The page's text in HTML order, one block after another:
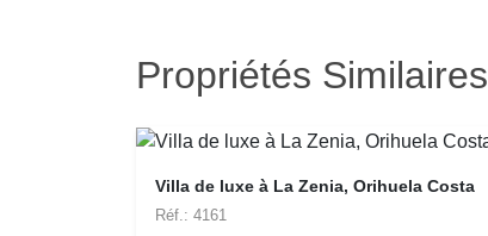
Propriétés Similaires
Villa de luxe à La Zenia, Orihuela Costa
Réf.: 4161